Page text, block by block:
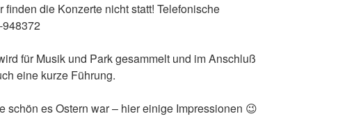
finden die Konzerte nicht statt! Telefonische
für Musik und Park gesammelt und im Anschluß
eine kurze Führung.
schön es Ostern war – hier einige Impressionen 😉